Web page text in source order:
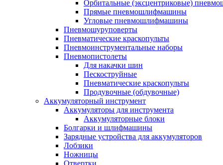
Орбитальные (эксцентриковые)
Прямые пневмошлифмашины
Угловые пневмошлифмашины
Пневмошуруповерты
Пневматические краскопульты
Пневмоинструментальные наборы
Пневмопистолеты
Для накачки шин
Пескоструйные
Пневматические краскопульты
Продувочные (обдувочные)
Аккумуляторный инструмент
Аккумуляторы для инструмента
Аккумуляторные блоки
Болгарки и шлифмашины
Зарядные устройства для аккумуляторов
Лобзики
Ножницы
Отвертки